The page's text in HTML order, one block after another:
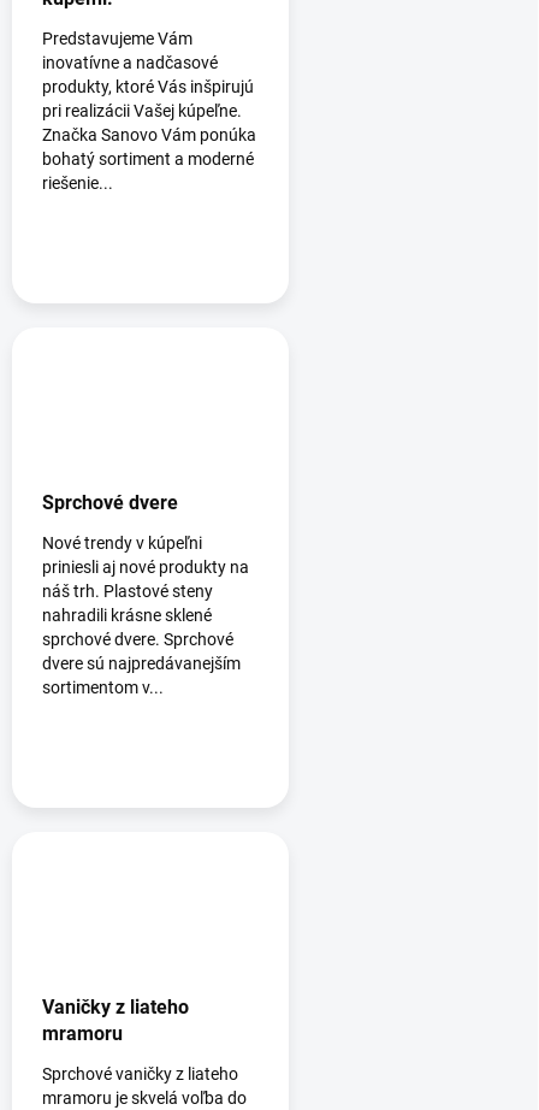
Predstavujeme Vám
inovatívne a nadčasové
produkty, ktoré Vás inšpirujú
pri realizácii Vašej kúpeľne.
Značka Sanovo Vám ponúka
bohatý sortiment a moderné
riešenie...
Sprchové dvere
Nové trendy v kúpeľni
priniesli aj nové produkty na
náš trh. Plastové steny
nahradili krásne sklené
sprchové dvere. Sprchové
dvere sú najpredávanejším
sortimentom v...
Vaničky z liateho
mramoru
Sprchové vaničky z liateho
mramoru je skvelá voľba do